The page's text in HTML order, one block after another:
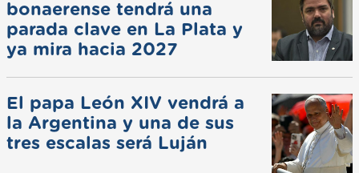
bonaerense tendrá una
parada clave en La Plata y
ya mira hacia 2027
El papa León XIV vendrá a
la Argentina y una de sus
tres escalas será Luján